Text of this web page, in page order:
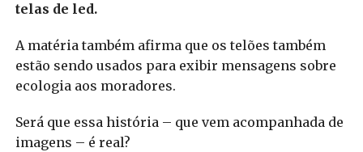
telas de led.
A matéria também afirma que os telões também
estão sendo usados para exibir mensagens sobre
ecologia aos moradores.
Será que essa história – que vem acompanhada de
imagens – é real?